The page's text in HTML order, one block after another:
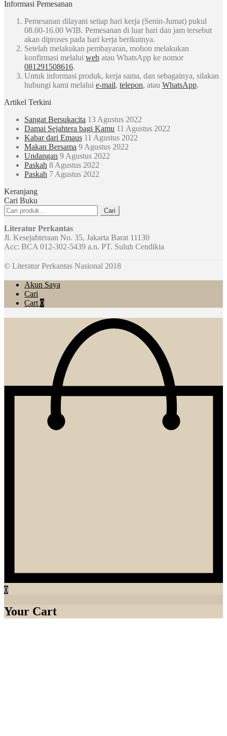
Informasi Pemesanan
Pemesanan dilayani setiap hari kerja (Senin-Jumat) pukul
08.00-16.00 WIB. Pemesanan di luar hari dan jam tersebut
akan diproses pada hari kerja berikutnya.
Setelah melakukan pembayaran, mohon melakukan
konfirmasi melalui web atau WhatsApp ke nomor
081291508616.
Untuk informasi produk, kerja sama, dan sebagainya, silakan
hubungi kami melalui e-mail, telepon, atau WhatsApp.
Artikel Terkini
Sangat Bersukacita 13 Agustus 2022
Damai Sejahtera bagi Kamu 11 Agustus 2022
Kabar dari Emaus 11 Agustus 2022
Makan Bersama 9 Agustus 2022
Undangan 9 Agustus 2022
Paskah 8 Agustus 2022
Paskah 7 Agustus 2022
Keranjang
Cari Buku
Pencarian
untuk:
Cari
Literatur Perkantas
Jl. Kesejahteraan No. 35, Jakarta Barat 11130
Acc: BCA 012-302-5439 a.n. PT. Suluh Cendikia
© Literatur Perkantas Nasional 2018
Akun Saya
Cari
Cart 0
0
Your Cart